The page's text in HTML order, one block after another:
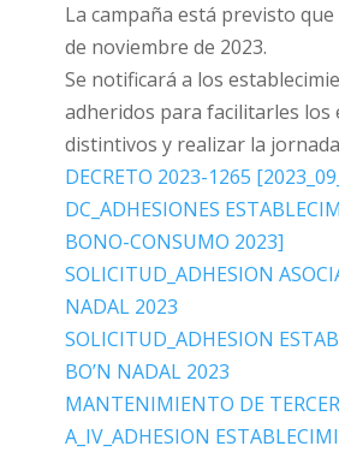
La campaña está previsto que
de noviembre de 2023.
Se notificará a los
adheridos para facilitarles los
distintivos y realizar la
DECRETO 2023-1265
DC_ADHESIONES
BONO-CONSUMO 2023]
SOLICITUD_ADHESION
NADAL 2023
SOLICITUD_ADHESION
BO’N NADAL 2023
MANTENIMIENTO DE
A_IV_ADHESION